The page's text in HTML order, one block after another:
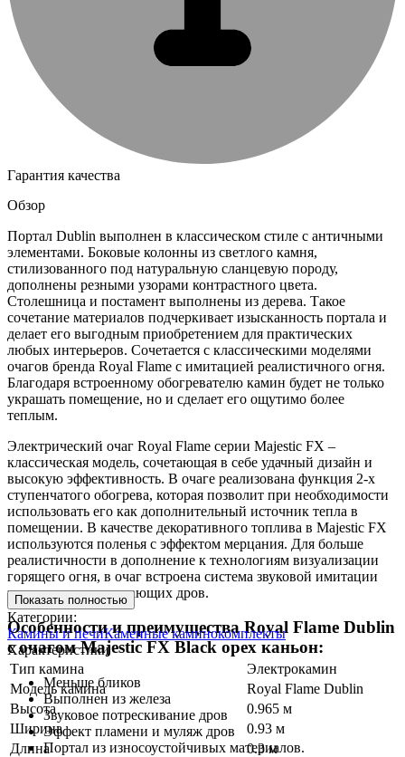
Гарантия качества
Обзор
Портал Dublin выполнен в классическом стиле с античными
элементами. Боковые колонны из светлого камня,
стилизованного под натуральную сланцевую породу,
дополнены резными узорами контрастного цвета.
Столешница и постамент выполнены из дерева. Такое
сочетание материалов подчеркивает изысканность портала и
делает его выгодным приобретением для практических
любых интерьеров. Сочетается с классическими моделями
очагов бренда Royal Flame с имитацией реалистичного огня.
Благодаря встроенному обогревателю камин будет не только
украшать помещение, но и сделает его ощутимо более
теплым.
Электрический очаг Royal Flame серии Majestic FX –
классическая модель, сочетающая в себе удачный дизайн и
высокую эффективность. В очаге реализована функция 2-х
ступенчатого обогрева, которая позволит при необходимости
использовать его как дополнительный источник тепла в
помещении. В качестве декоративного топлива в Majestic FX
используются поленья с эффектом мерцания. Для больше
реалистичности в дополнение к технологиям визуализации
горящего огня, в очаг встроена система звуковой имитации
потрескивания пылающих дров.
Особенности и преимущества Royal Flame Dublin
с очагом Majestic FX Black орех каньон:
Меньше бликов
Выполнен из железа
Звуковое потрескивание дров
Эффект пламени и муляж дров
Портал из износоустойчивых материалов.
Показать полностью
Категории:
Камины и печиКаменные каминокомплекты
Характеристики
Тип камина
Электрокамин
Модель камина
Royal Flame Dublin
Высота
0.965 м
Ширина
0.93 м
Длина
0.3 м